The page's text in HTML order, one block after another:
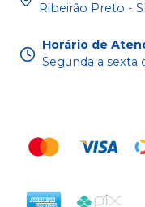
Ribeirão Preto -
Horário de
Segunda a sexta